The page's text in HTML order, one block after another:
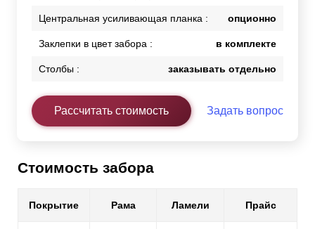
Центральная усиливающая планка : опционно
Заклепки в цвет забора : в комплекте
Столбы : заказывать отдельно
Рассчитать стоимость Задать вопрос
Стоимость забора
Покрытие Рама Ламели Прайс